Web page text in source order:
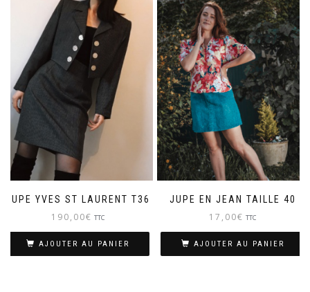
JUPE YVES ST LAURENT T36
190,00€ TTC
AJOUTER AU PANIER
JUPE EN JEAN TAILLE 40
17,00€ TTC
AJOUTER AU PANIER